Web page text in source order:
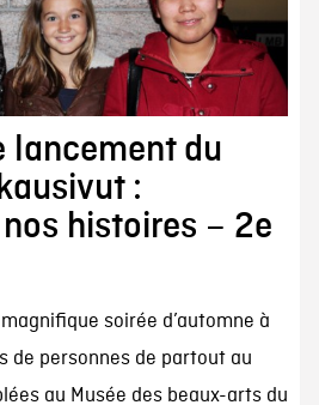
lancement du
:
histoires – 2e
soirée d’automne à
de personnes de partout au
au Musée des beaux-arts du